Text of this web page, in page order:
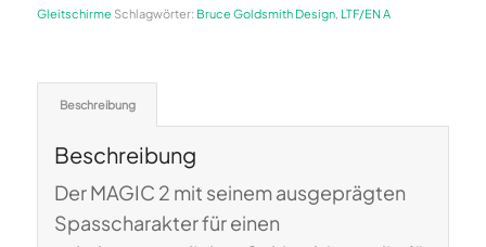
Gleitschirme Schlagwörter: Bruce Goldsmith Design, LTF/EN A
Beschreibung
Beschreibung
Der MAGIC 2 mit seinem ausgeprägten
Spasscharakter für einen